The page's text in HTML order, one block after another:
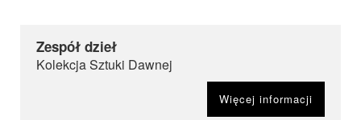
Zespół dzieł
Kolekcja Sztuki Dawnej
Więcej informacji